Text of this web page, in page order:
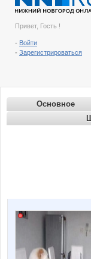
Привет, Гость !
- Войти
- Зарегистрироваться
Основное